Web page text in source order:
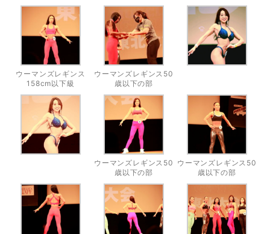
ウーマンズレギンス
158cm以下級
ウーマンズレギンス50
歳以下の部
ウーマンズレギンス50
歳以下の部
ウーマンズレギンス50
歳以下の部